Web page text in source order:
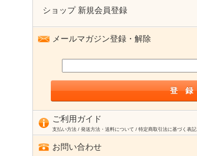
ショップ 新規会員登録
メールマガジン登録・解除
ご利用ガイド
支払い方法 / 発送方法・送料について / 特定商取引法に基づく表記
お問い合わせ